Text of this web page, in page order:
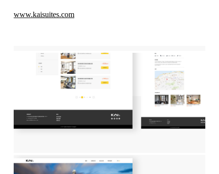
www.kaisuites.com